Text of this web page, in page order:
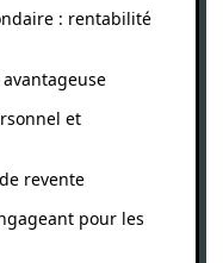
: rentabilité
et
revente
pour les